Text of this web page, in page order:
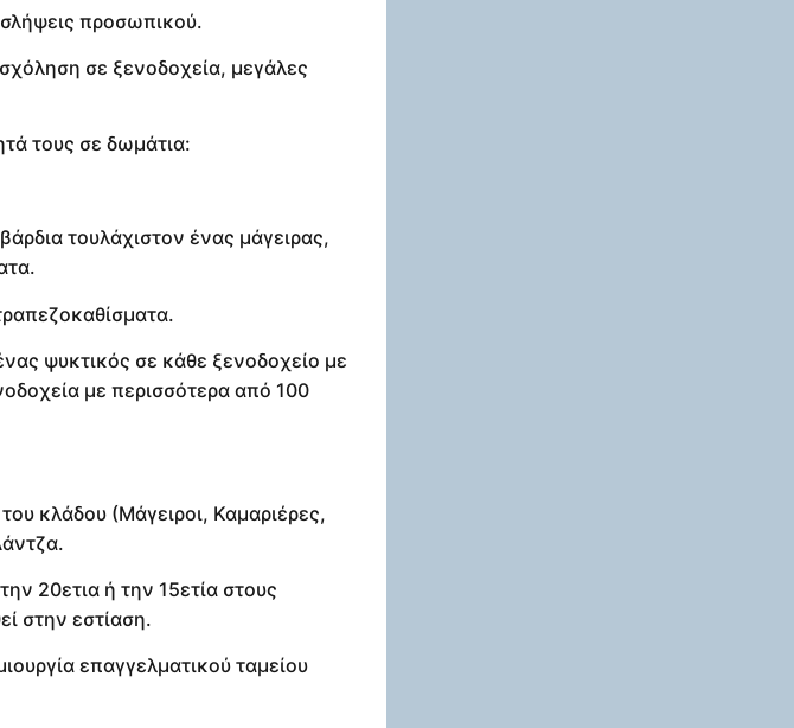
προσωπικού.
σε ξενοδοχεία, μεγάλες
τους σε δωμάτια:
τουλάχιστον ένας μάγειρας,
ψυκτικός σε κάθε ξενοδοχείο με
με περισσότερα από 100
κλάδου (Μάγειροι, Καμαριέρες,
20ετια ή την 15ετία στους
στην εστίαση.
επαγγελματικού ταμείου